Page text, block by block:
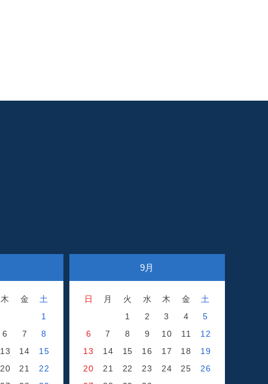
木 金
土
1
6
7
8
13
14
15
20
21
22
9月
日 月 火 水 木 金
土
1
2 3 4
5
6
7 8 9 10 11
12
13
14 15 16 17 18
19
20
21 22 23 24 25
26